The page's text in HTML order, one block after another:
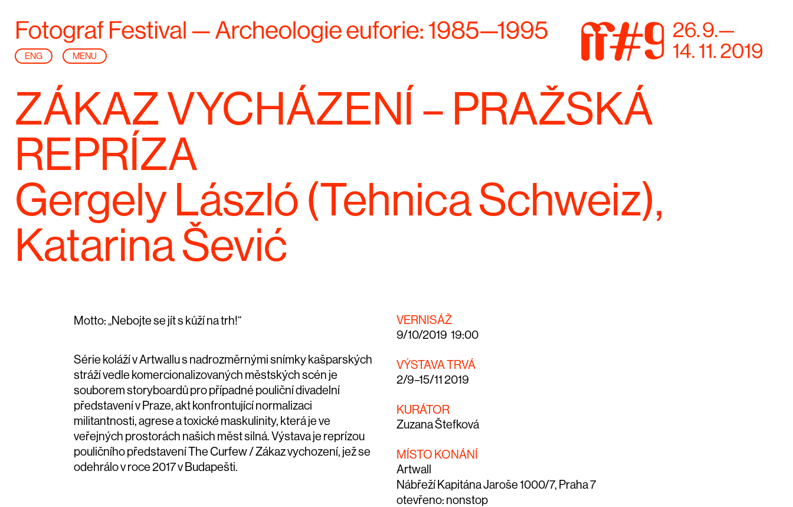
ENG MENU
ZÁKAZ VYCHÁZENÍ – PRAŽSKÁ
REPRÍZA
Gergely László (Tehnica Schweiz),
Katarina Šević
Motto: „Nebojte se jít s kůží na trh!“
Série koláží v Artwallu s nadrozměrnými snímky kašparských
stráží vedle komercionalizovaných městských scén je
souborem storyboardů pro případné pouliční divadelní
představení v Praze, akt konfrontující normalizaci
militantnosti, agrese a toxické maskulinity, která je ve
veřejných prostorách našich měst silná. Výstava je reprízou
pouličního představeníThe Curfew / Zákaz vychození, jež se
odehrálo v roce 2017 v Budapešti.
VERNISÁŽ
9/10/2019 19:00
VÝSTAVA TRVÁ
2/9–15/11 2019
KURÁTOR
Zuzana Štefková
MÍSTO KONÁNÍ
Artwall
Nábřeží Kapitána Jaroše 1000/7, Praha 7
otevřeno: nonstop